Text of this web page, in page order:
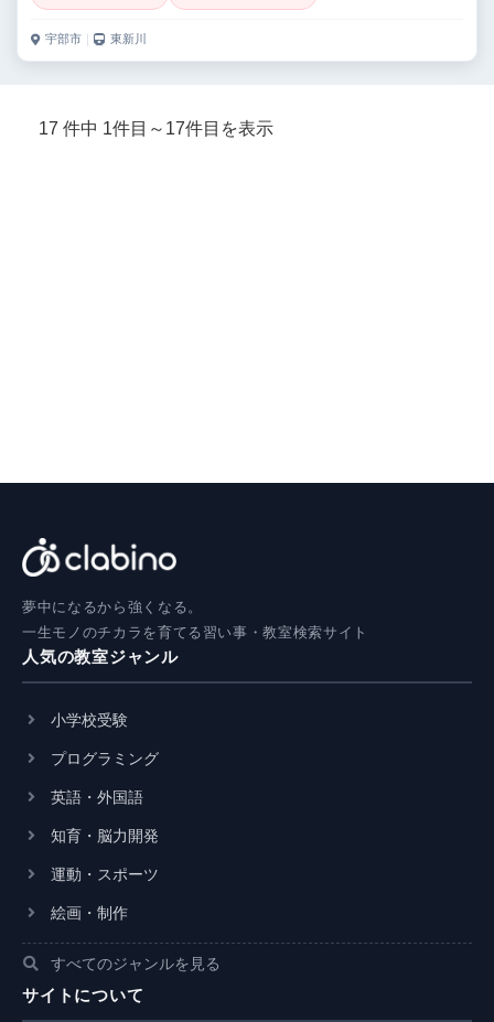
宇部市 ｜ 東新川
17 件中 1件目～17件目を表示
夢中になるから強くなる。
一生モノのチカラを育てる習い事・教室検索サイト
人気の教室ジャンル
小学校受験
プログラミング
英語・外国語
知育・脳力開発
運動・スポーツ
絵画・制作
すべてのジャンルを見る
サイトについて